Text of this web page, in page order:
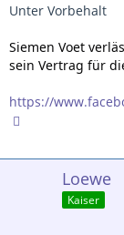
Unter Vorbehalt
Siemen Voet
sein Vertrag für
https://
Loewe
Kaiser